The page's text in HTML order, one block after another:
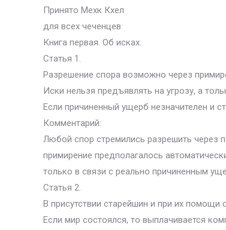
Принято Мехк Кхел
для всех чеченцев
Книга первая. Об исках.
Статья 1.
Разрешение спора возможно через
Иски нельзя предъявлять на угрозу, а
Если причиненный ущерб незначителен и
Комментарий:
Любой спор стремились разрешить через
примирение предполагалось
только в связи с реально причиненным
Статья 2.
В присутствии старейшин и при их помощи
Если мир состоялся, то выплачивается